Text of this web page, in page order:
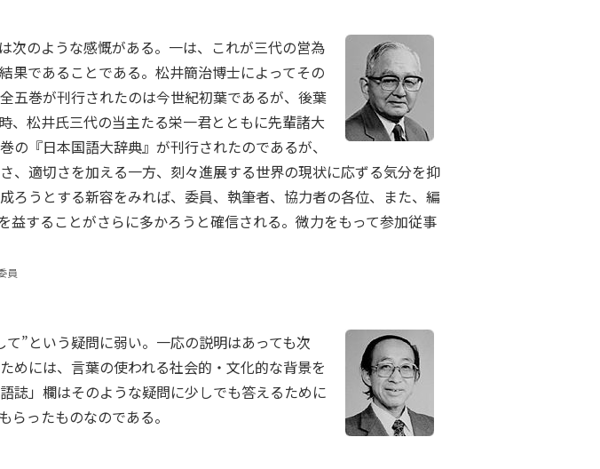
次のような感慨がある。一は、これが三代の営為
果であることである。松井簡治博士によってその
五巻が刊行されたのは今世紀初葉であるが、後葉
、松井氏三代の当主たる栄一君とともに先輩諸大
『日本国語大辞典』が刊行されたのであるが、
、適切さを加える一方、刻々進展する世界の現状に応ずる気分を抑
ろうとする新容をみれば、委員、執筆者、協力者の各位、また、編
することがさらに多かろうと確信される。微力をもって参加従事
員
”という疑問に弱い。一応の説明はあっても次
めには、言葉の使われる社会的・文化的な背景を
誌」欄はそのような疑問に少しでも答えるために
ったものなのである。